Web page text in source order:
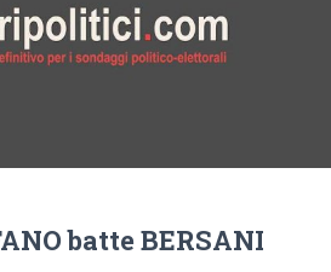
batte BERSANI